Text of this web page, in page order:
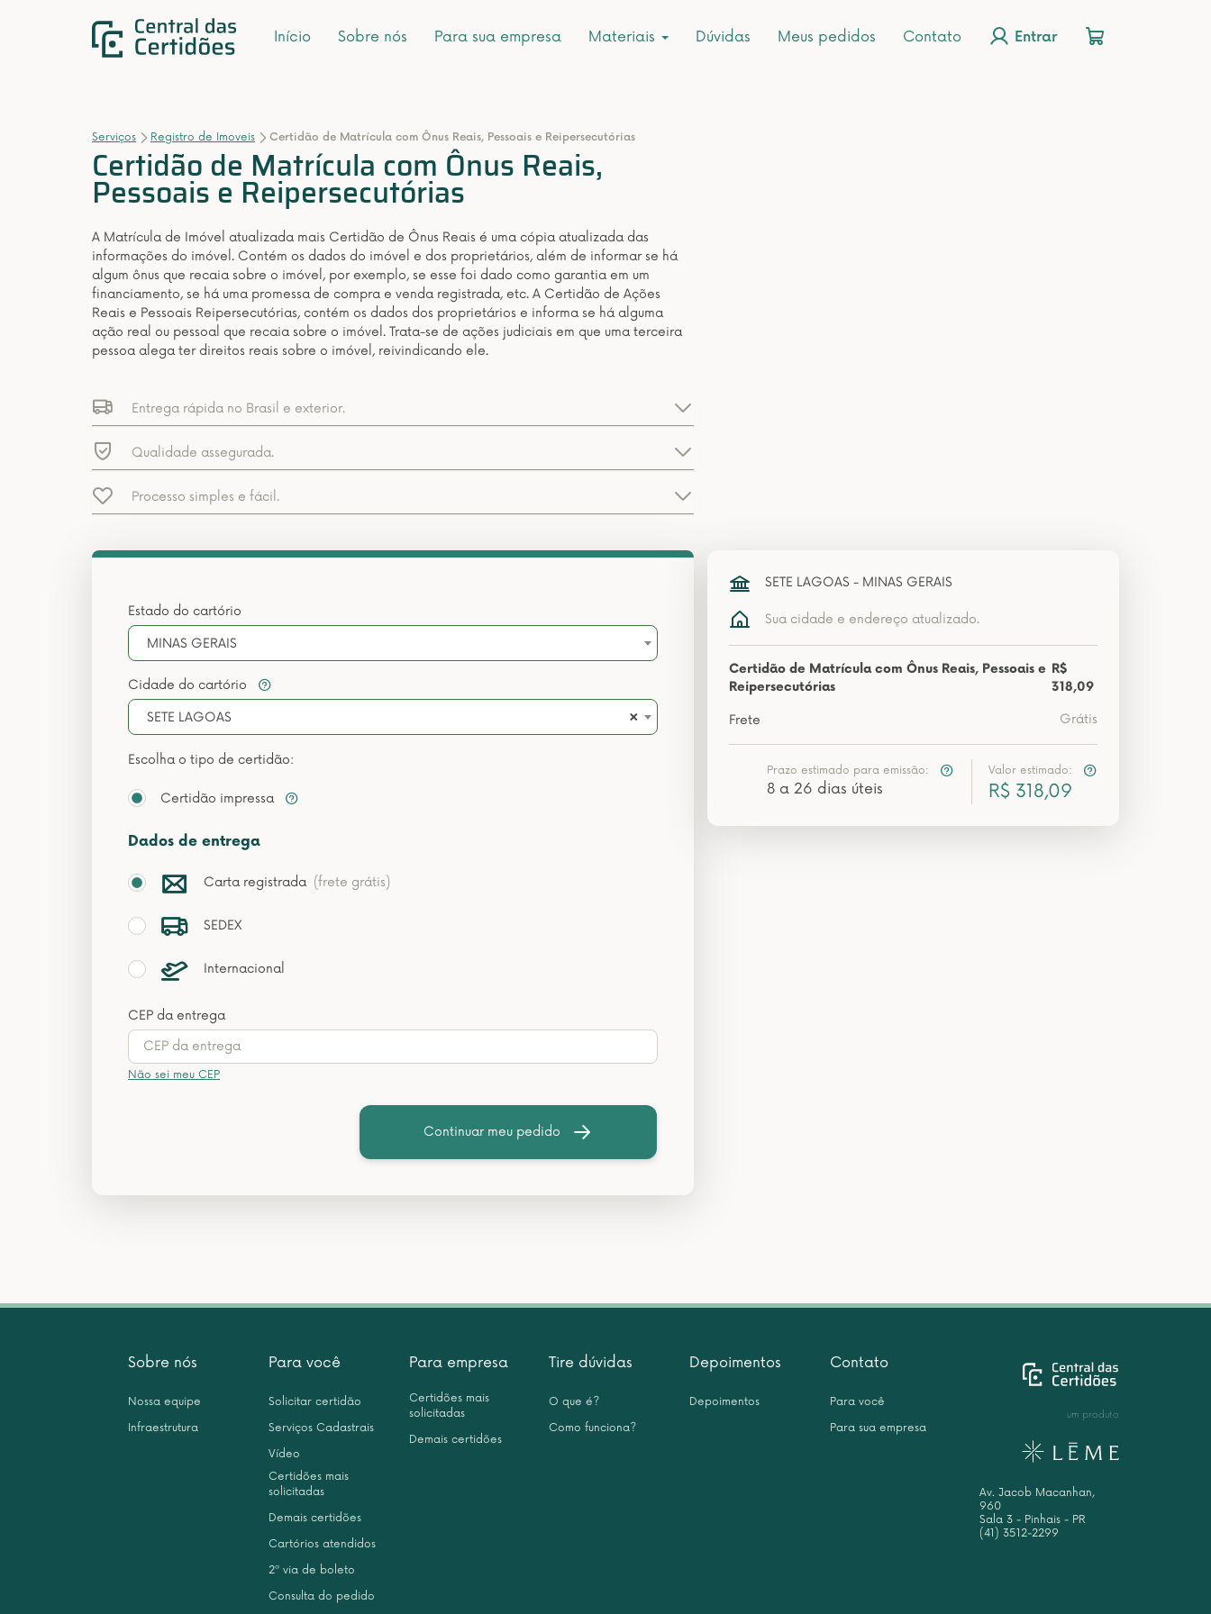
Início Sobre nós Para sua empresa Materiais Dúvidas Meus pedidos Contato Entrar
Serviços Registro de Imoveis Certidão de Matrícula com Ônus Reais, Pessoais e Reipersecutórias
Certidão de Matrícula com Ônus Reais,
Pessoais e Reipersecutórias
A Matrícula de Imóvel atualizada mais Certidão de Ônus Reais é uma cópia atualizada das
informações do imóvel. Contém os dados do imóvel e dos proprietários, além de informar se há
algum ônus que recaia sobre o imóvel, por exemplo, se esse foi dado como garantia em um
financiamento, se há uma promessa de compra e venda registrada, etc. A Certidão de Ações
Reais e Pessoais Reipersecutórias, contém os dados dos proprietários e informa se há alguma
ação real ou pessoal que recaia sobre o imóvel. Trata-se de ações judiciais em que uma terceira
pessoa alega ter direitos reais sobre o imóvel, reivindicando ele.
Entrega rápida no Brasil e exterior.
Qualidade assegurada.
Processo simples e fácil.
Estado do cartório
MINAS GERAIS
Cidade do cartório
×
SETE LAGOAS
Escolha o tipo de certidão:
Certidão impressa
Dados de entrega
Carta registrada (frete grátis)
SEDEX
Internacional
CEP da entrega
Não sei meu CEP
Continuar meu pedido
SETE LAGOAS - MINAS GERAIS
Sua cidade e endereço atualizado.
Certidão de Matrícula com Ônus Reais, Pessoais e
Reipersecutórias
R$
318,09
Frete Grátis
Prazo estimado para emissão:
8 a 26 dias úteis
Valor estimado:
R$ 318,09
Sobre nós
Nossa equipe
Infraestrutura
Para você
Solicitar certidão
Serviços Cadastrais
Vídeo
Certidões mais
solicitadas
Demais certidões
Cartórios atendidos
2ª via de boleto
Consulta do pedido
Para empresa
Certidões mais
solicitadas
Demais certidões
Tire dúvidas
O que é?
Como funciona?
Depoimentos
Depoimentos
Contato
Para você
Para sua empresa
um produto
Av. Jacob Macanhan,
960
Sala 3 - Pinhais - PR
(41) 3512-2299